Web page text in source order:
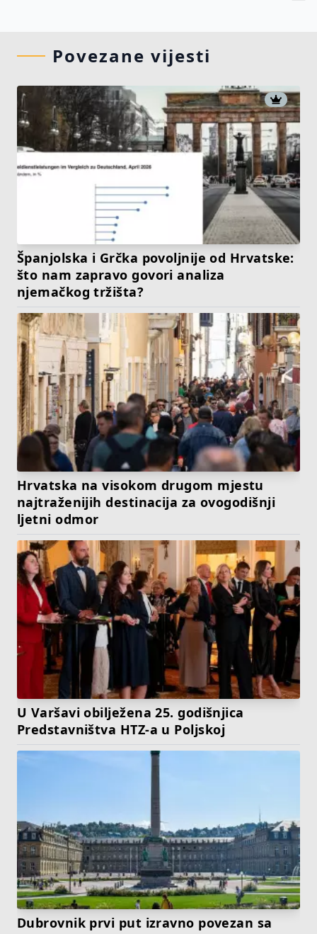
Povezane vijesti
Španjolska i Grčka povoljnije od Hrvatske:
što nam zapravo govori analiza
njemačkog tržišta?
Hrvatska na visokom drugom mjestu
najtraženijih destinacija za ovogodišnji
ljetni odmor
U Varšavi obilježena 25. godišnjica
Predstavništva HTZ-a u Poljskoj
Dubrovnik prvi put izravno povezan sa